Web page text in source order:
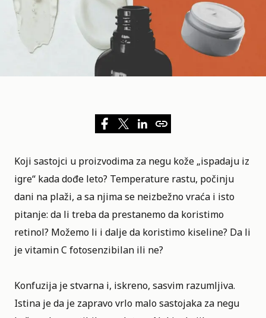
Koji sastojci u proizvodima za negu kože „ispadaju iz
igre“ kada dođe leto? Temperature rastu, počinju
dani na plaži, a sa njima se neizbežno vraća i isto
pitanje: da li treba da prestanemo da koristimo
retinol? Možemo li i dalje da koristimo kiseline? Da li
je vitamin C fotosenzibilan ili ne?
Konfuzija je stvarna i, iskreno, sasvim razumljiva.
Istina je da je zapravo vrlo malo sastojaka za negu